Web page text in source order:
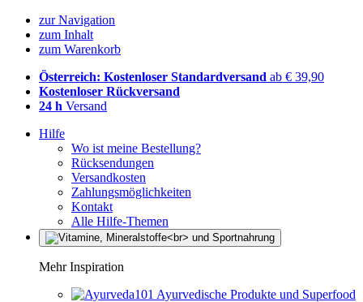
zur Navigation
zum Inhalt
zum Warenkorb
Österreich: Kostenloser Standardversand ab € 39,90
Kostenloser Rückversand
24 h Versand
Hilfe
Wo ist meine Bestellung?
Rücksendungen
Versandkosten
Zahlungsmöglichkeiten
Kontakt
Alle Hilfe-Themen
Mehr Inspiration
Ayurvedische Produkte und Superfood